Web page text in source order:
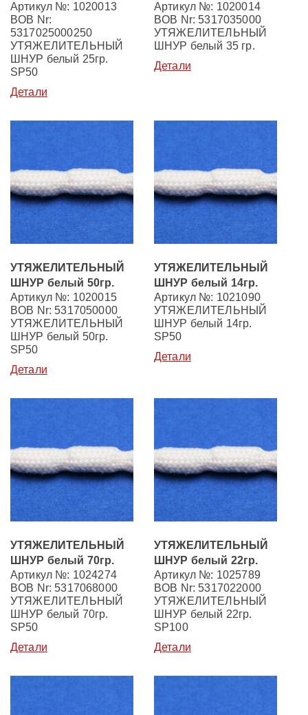
Артикул №: 1020013
BOB Nr:
5317025000250
УТЯЖЕЛИТЕЛЬНЫЙ
ШНУР белый 25гр.
SP50
Детали
Артикул №: 1020014
BOB Nr: 5317035000
УТЯЖЕЛИТЕЛЬНЫЙ
ШНУР белый 35 гр.
Детали
УТЯЖЕЛИТЕЛЬНЫЙ
ШНУР белый 50гр.
Артикул №: 1020015
BOB Nr: 5317050000
УТЯЖЕЛИТЕЛЬНЫЙ
ШНУР белый 50гр.
SP50
Детали
УТЯЖЕЛИТЕЛЬНЫЙ
ШНУР белый 14гр.
Артикул №: 1021090
УТЯЖЕЛИТЕЛЬНЫЙ
ШНУР белый 14гр.
SP50
Детали
УТЯЖЕЛИТЕЛЬНЫЙ
ШНУР белый 70гр.
Артикул №: 1024274
BOB Nr: 5317068000
УТЯЖЕЛИТЕЛЬНЫЙ
ШНУР белый 70гр.
SP50
Детали
УТЯЖЕЛИТЕЛЬНЫЙ
ШНУР белый 22гр.
Артикул №: 1025789
BOB Nr: 5317022000
УТЯЖЕЛИТЕЛЬНЫЙ
ШНУР белый 22гр.
SP100
Детали